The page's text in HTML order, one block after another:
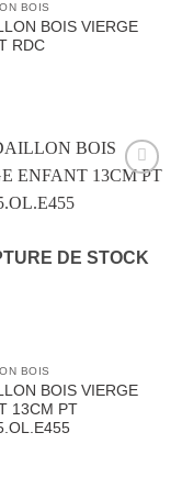
BOIS
BOIS VIERGE
RDC
DE STOCK
BOIS
BOIS VIERGE
13CM PT